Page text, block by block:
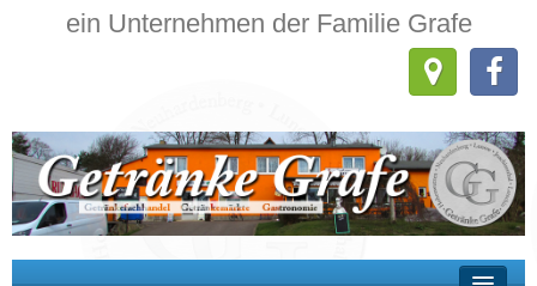
ein Unternehmen der Familie Grafe